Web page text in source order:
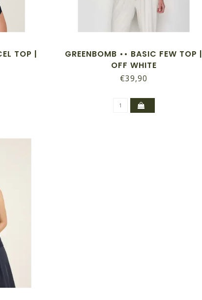
TOP |
GREENBOMB •• BASIC FEW TOP |
OFF WHITE
€39,90